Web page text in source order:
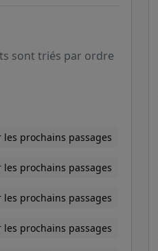
sont triés par ordre
les prochains passages
les prochains passages
les prochains passages
les prochains passages